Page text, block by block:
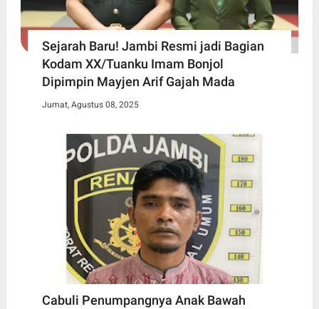
Sejarah Baru! Jambi Resmi jadi Bagian
Kodam XX/Tuanku Imam Bonjol
Dipimpin Mayjen Arif Gajah Mada
Jumat, Agustus 08, 2025
Cabuli Penumpangnya Anak Bawah